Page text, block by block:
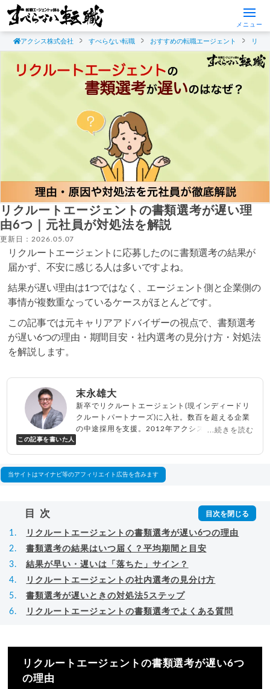
メニュー
アクシス株式会社 すべらない転職 おすすめの転職エージェント リク
リクルートエージェントの書類選考が遅い理
由6つ｜元社員が対処法を解説
更新日：2026.05.07
リクルートエージェントに応募したのに書類選考の結果が
届かず、不安に感じる人は多いですよね。
結果が遅い理由は1つではなく、エージェント側と企業側の
事情が複数重なっているケースがほとんどです。
この記事では元キャリアアドバイザーの視点で、書類選考
が遅い6つの理由・期間目安・社内選考の見分け方・対処法
を解説します。
この記事を書いた人
末永雄大
新卒でリクルートエージェント(現インディードリ
クルートパートナーズ)に入社。数百を超える企業
の中途採用を支援。2012年アクシス(株)設立、代
べらない転職エージェント
...続きを読む
当サイトはマイナビ等のアフィリエイト広告を含みます
目次
リクルートエージェントの書類選考が遅い6つの理由
書類選考の結果はいつ届く？平均期間と目安
結果が早い・遅いは「落ちた」サイン？
リクルートエージェントの社内選考の見分け方
書類選考が遅いときの対処法5ステップ
リクルートエージェントの書類選考でよくある質問
リクルートエージェントの書類選考が遅い6つ
の理由